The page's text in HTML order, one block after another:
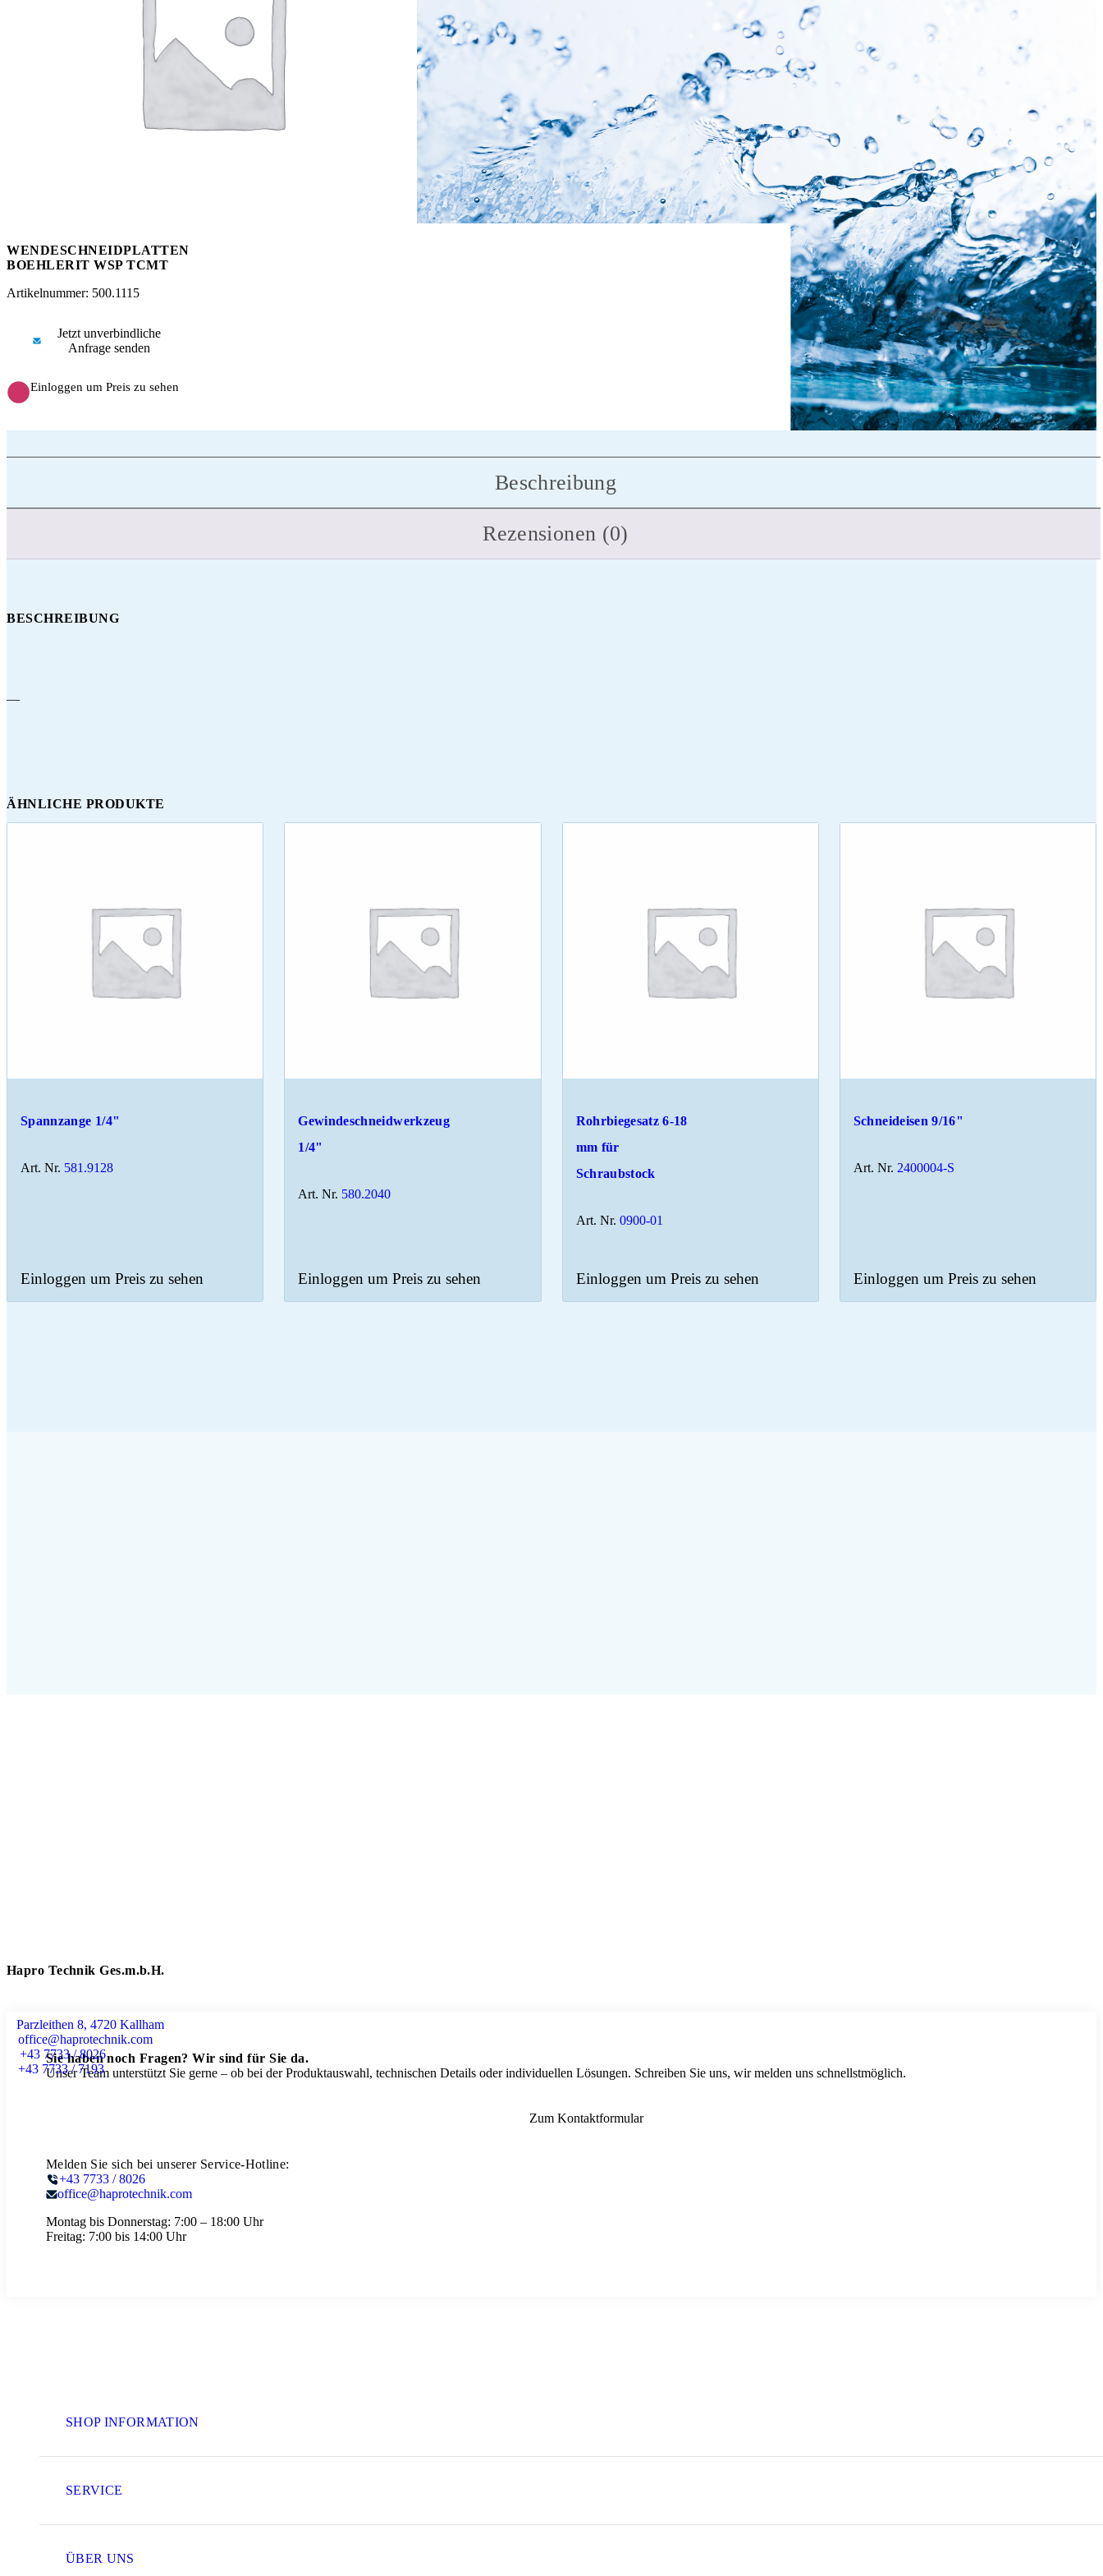
WENDESCHNEIDPLATTEN
BOEHLERIT WSP TCMT
Artikelnummer: 500.1115
Jetzt unverbindliche
Anfrage senden
Einloggen um Preis zu sehen
Beschreibung
Rezensionen (0)
BESCHREIBUNG
—
ÄHNLICHE PRODUKTE
Spannzange 1/4"
Art. Nr. 581.9128
Einloggen um Preis zu sehen
Gewindeschneidwerkzeug
1/4"
Art. Nr. 580.2040
Einloggen um Preis zu sehen
Rohrbiegesatz 6-18
mm für
Schraubstock
Art. Nr. 0900-01
Einloggen um Preis zu sehen
Schneideisen 9/16"
Art. Nr. 2400004-S
Einloggen um Preis zu sehen
Hapro Technik Ges.m.b.H.
Parzleithen 8, 4720 Kallham
office@haprotechnik.com
+43 7733 / 8026
+43 7733 / 7193
Sie haben noch Fragen? Wir sind für Sie da.
Unser Team unterstützt Sie gerne – ob bei der Produktauswahl, technischen Details oder individuellen Lösungen. Schreiben Sie uns, wir melden uns schnellstmöglich.
Zum Kontaktformular
Melden Sie sich bei unserer Service-Hotline:
+43 7733 / 8026
office@haprotechnik.com
Montag bis Donnerstag: 7:00 – 18:00 Uhr
Freitag: 7:00 bis 14:00 Uhr
SHOP INFORMATION
SERVICE
ÜBER UNS